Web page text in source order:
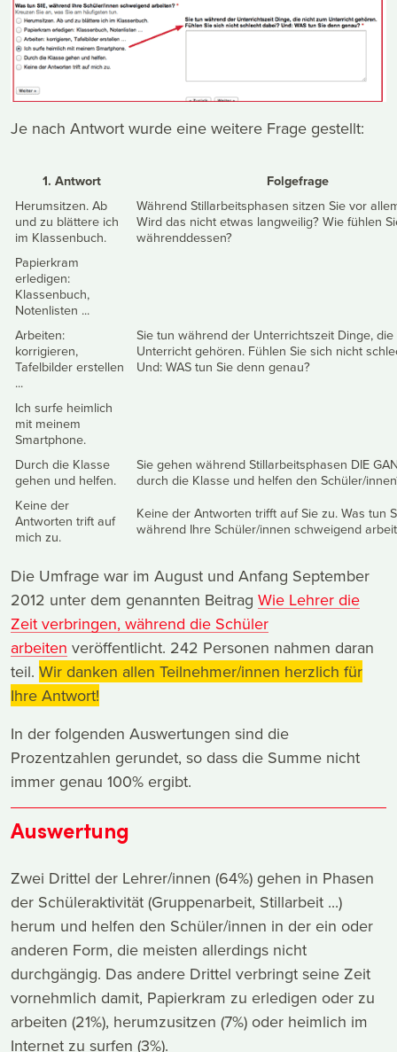
Je nach Antwort wurde eine weitere Frage gestellt:
1. Antwort
Folgefrage
Herumsitzen. Ab
und zu blättere ich
im Klassenbuch.
Während Stillarbeitsphasen sitzen Sie vor
Wird das nicht etwas langweilig? Wie fühlen
währenddessen?
Papierkram
erledigen:
Klassenbuch,
Notenlisten ...
Sie tun während der Unterrichtszeit Dinge,
Unterricht gehören. Fühlen Sie sich nicht
Und: WAS tun Sie denn genau?
Arbeiten:
korrigieren,
Tafelbilder erstellen
...
Ich surfe heimlich
mit meinem
Smartphone.
Durch die Klasse
gehen und helfen.
Sie gehen während Stillarbeitsphasen DIE
durch die Klasse und helfen den Schüler/
Keine der
Antworten trift auf
mich zu.
Keine der Antworten trifft auf Sie zu. Was tun
während Ihre Schüler/innen schweigend
Die Umfrage war im August und Anfang September
2012 unter dem genannten Beitrag Wie Lehrer die
Zeit verbringen, während die Schüler
arbeiten veröffentlicht. 242 Personen nahmen daran
teil. Wir danken allen Teilnehmer/innen herzlich für
Ihre Antwort!
In der folgenden Auswertungen sind die
Prozentzahlen gerundet, so dass die Summe nicht
immer genau 100% ergibt.
Auswertung
Zwei Drittel der Lehrer/innen (64%) gehen in Phasen
der Schüleraktivität (Gruppenarbeit, Stillarbeit ...)
herum und helfen den Schüler/innen in der ein oder
anderen Form, die meisten allerdings nicht
durchgängig. Das andere Drittel verbringt seine Zeit
vornehmlich damit, Papierkram zu erledigen oder zu
arbeiten (21%), herumzusitzen (7%) oder heimlich im
Internet zu surfen (3%).